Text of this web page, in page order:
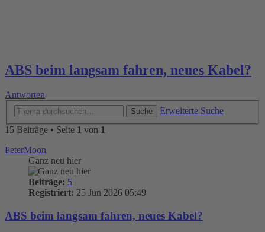
ABS beim langsam fahren, neues Kabel?
Antworten
Suche
Erweiterte Suche
15 Beiträge • Seite 1 von 1
PeterMoon
Ganz neu hier
Beiträge: 5
Registriert: 25 Jun 2026 05:49
ABS beim langsam fahren, neues Kabel?